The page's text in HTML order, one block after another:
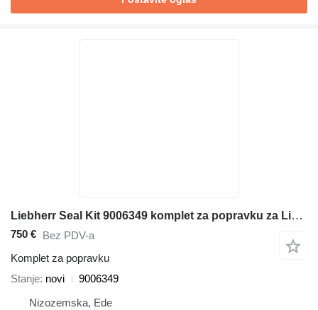
Liebherr Seal Kit 9006349 komplet za popravku za Liebherr A934C Li EDC / A934C Li / A934C HD LITRONIC / LH40 C / R934C / R934C HDSL bagera
750 € Bez PDV-a
Komplet za popravku
Stanje novi
9006349
Nizozemska, Ede